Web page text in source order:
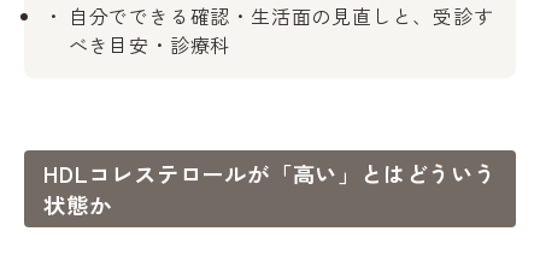
自分でできる確認・生活面の見直しと、受診す
べき目安・診療科
HDLコレステロールが「高い」とはどういう
状態か